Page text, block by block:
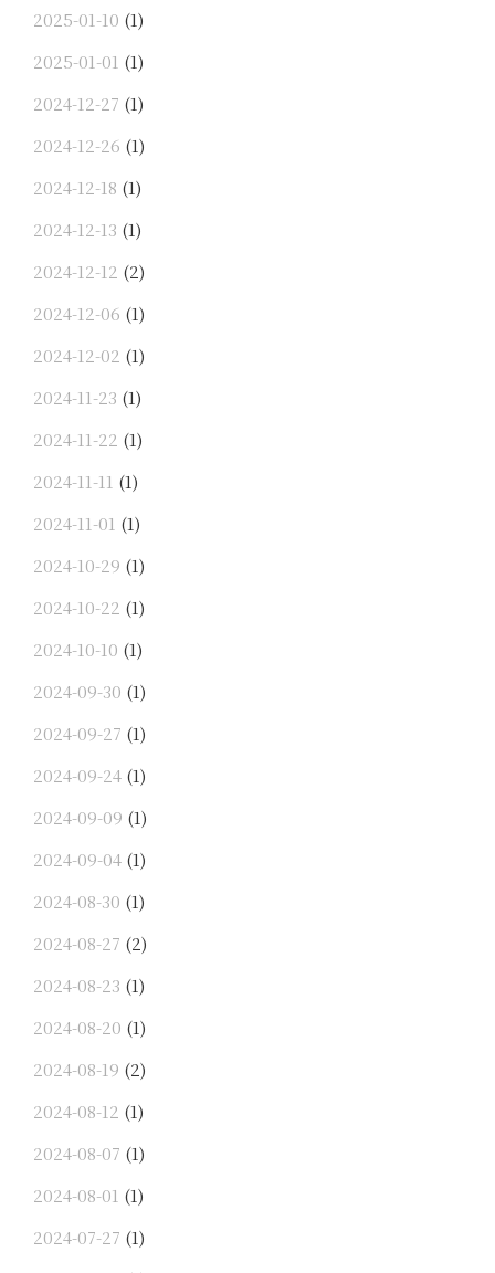
2025-01-10 (1)
2025-01-01 (1)
2024-12-27 (1)
2024-12-26 (1)
2024-12-18 (1)
2024-12-13 (1)
2024-12-12 (2)
2024-12-06 (1)
2024-12-02 (1)
2024-11-23 (1)
2024-11-22 (1)
2024-11-11 (1)
2024-11-01 (1)
2024-10-29 (1)
2024-10-22 (1)
2024-10-10 (1)
2024-09-30 (1)
2024-09-27 (1)
2024-09-24 (1)
2024-09-09 (1)
2024-09-04 (1)
2024-08-30 (1)
2024-08-27 (2)
2024-08-23 (1)
2024-08-20 (1)
2024-08-19 (2)
2024-08-12 (1)
2024-08-07 (1)
2024-08-01 (1)
2024-07-27 (1)